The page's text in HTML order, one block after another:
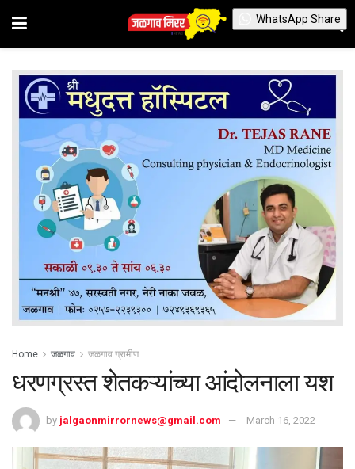
Home जळगाव जळगाव ग्रामीण
धरणग्रस्त शेतकऱ्यांच्या आंदोलनाला यश
by jalgaonmirrornews@gmail.com March 16, 2022
WhatsApp Share